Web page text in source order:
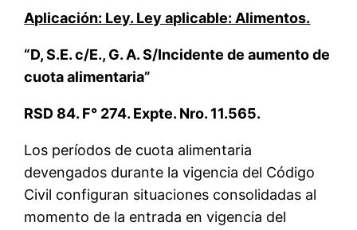
Aplicación: Ley. Ley aplicable: Alimentos.
“D, S.E. c/E., G. A. S/Incidente de aumento de
cuota alimentaria”
RSD 84. F° 274. Expte. Nro. 11.565.
Los períodos de cuota alimentaria
devengados durante la vigencia del Código
Civil configuran situaciones consolidadas al
momento de la entrada en vigencia del